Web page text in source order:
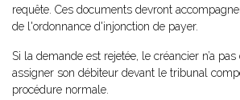
requête. Ces documents devront
de l'ordonnance d'injonction de payer.
Si la demande est rejetée, le créancier n’a
assigner son débiteur devant le tribunal
procédure normale.